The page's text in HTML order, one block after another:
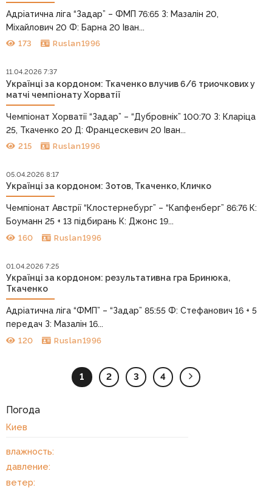
Адріатична ліга “Задар” – ФМП 76:65 З: Мазалін 20,
Міхайлович 20 Ф: Барна 20 Іван...
173 Ruslan1996
11.04.2026 7:37
Українці за кордоном: Ткаченко влучив 6/6 триочкових у
матчі чемпіонату Хорватії
Чемпіонат Хорватії “Задар” – “Дубровнік” 100:70 З: Кларіца
25, Ткаченко 20 Д: Францескевич 20 Іван...
215 Ruslan1996
05.04.2026 8:17
Українці за кордоном: Зотов, Ткаченко, Кличко
Чемпіонат Австрії “Клостернебург” – “Капфенберг” 86:76 К:
Боуманн 25 + 13 підбирань К: Джонс 19...
160 Ruslan1996
01.04.2026 7:25
Українці за кордоном: результативна гра Бринюка,
Ткаченко
Адріатична ліга “ФМП” – “Задар” 85:55 Ф: Стефанович 16 + 5
передач З: Мазалін 16...
120 Ruslan1996
1 2 3 4
Погода
Киев
влажность:
давление:
ветер: